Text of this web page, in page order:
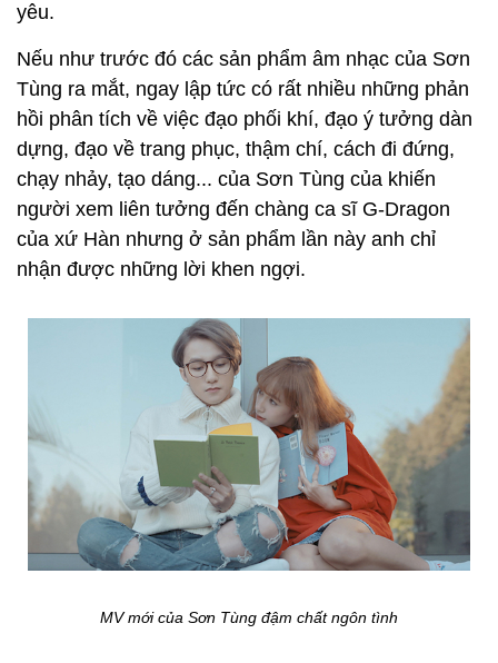
yêu.
Nếu như trước đó các sản phẩm âm nhạc của Sơn
Tùng ra mắt, ngay lập tức có rất nhiều những phản
hồi phân tích về việc đạo phối khí, đạo ý tưởng dàn
dựng, đạo về trang phục, thậm chí, cách đi đứng,
chạy nhảy, tạo dáng... của Sơn Tùng của khiến
người xem liên tưởng đến chàng ca sĩ G-Dragon
của xứ Hàn nhưng ở sản phẩm lần này anh chỉ
nhận được những lời khen ngợi.
MV mới của Sơn Tùng đậm chất ngôn tình